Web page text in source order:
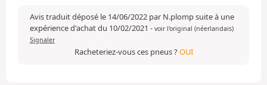
Avis traduit déposé le 14/06/2022 par N.plomp suite à une
expérience d'achat du 10/02/2021 - voir l'original (néerlandais)
Signaler
Racheteriez-vous ces pneus ?OUI